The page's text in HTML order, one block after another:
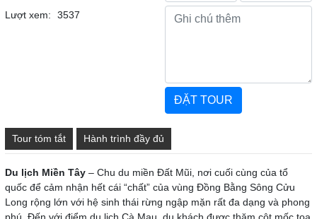
Lượt xem: 3537
Tour tóm tắt Hành trình đầy đủ
Du lịch Miền Tây– Chu du miền Đất Mũi, nơi cuối cùng của tổ
quốc để cảm nhận hết cái “chất” của vùng Đồng Bằng Sông Cửu
Long rộng lớn với hệ sinh thái rừng ngập mặn rất đa dạng và phong